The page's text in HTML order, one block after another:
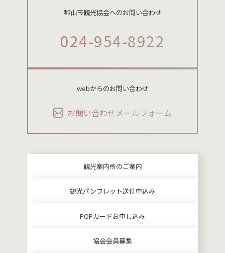
郡山市観光協会へのお問い合わせ
024-954-8922
webからのお問い合わせ
お問い合わせメールフォーム
観光案内所のご案内
観光パンフレット送付申込み
POPカードお申し込み
協会会員募集